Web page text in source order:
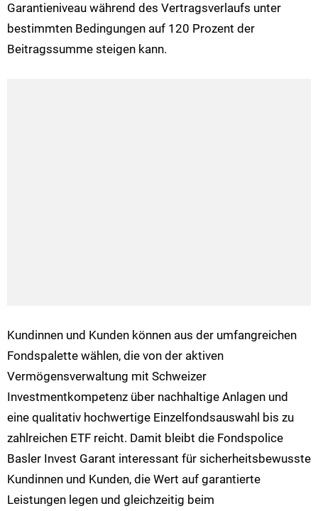
Garantieniveau während des Vertragsverlaufs unter
bestimmten Bedingungen auf 120 Prozent der
Beitragssumme steigen kann.
Kundinnen und Kunden können aus der umfangreichen
Fondspalette wählen, die von der aktiven
Vermögensverwaltung mit Schweizer
Investmentkompetenz über nachhaltige Anlagen und
eine qualitativ hochwertige Einzelfondsauswahl bis zu
zahlreichen ETF reicht. Damit bleibt die Fondspolice
Basler Invest Garant interessant für sicherheitsbewusste
Kundinnen und Kunden, die Wert auf garantierte
Leistungen legen und gleichzeitig beim